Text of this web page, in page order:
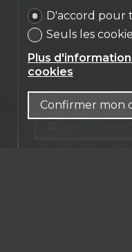
D'accord pour
Seuls les
Plus
cookies
Confirmer mon